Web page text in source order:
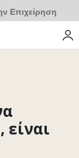
Επιχείρηση
My
είναι